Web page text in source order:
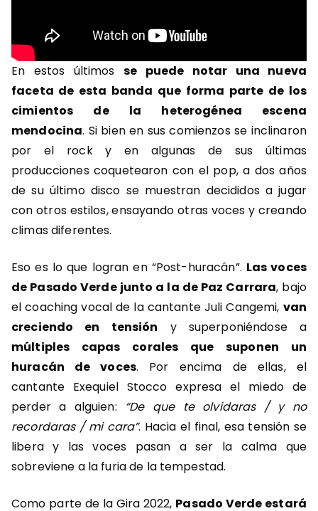
En estos últimos se puede notar una nueva
faceta de esta banda que forma parte de los
cimientos de la heterogénea escena
mendocina. Si bien en sus comienzos se inclinaron
por el rock y en algunas de sus últimas
producciones coquetearon con el pop, a dos años
de su último disco se muestran decididos a jugar
con otros estilos, ensayando otras voces y creando
climas diferentes.
Eso es lo que logran en “Post-huracán”. Las voces
de Pasado Verde junto a la de Paz Carrara, bajo
el coaching vocal de la cantante Juli Cangemi, van
creciendo en tensión y superponiéndose a
múltiples capas corales que suponen un
huracán de voces. Por encima de ellas, el
cantante Exequiel Stocco expresa el miedo de
perder a alguien: “De que te olvidaras / y no
recordaras / mi cara”. Hacia el final, esa tensión se
libera y las voces pasan a ser la calma que
sobreviene a la furia de la tempestad.
Como parte de la Gira 2022, Pasado Verde estará